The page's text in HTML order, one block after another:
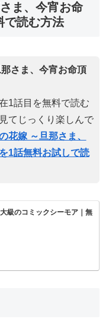
ま、今宵お命
で読む方法
さま、今宵お命頂
1話目を無料で読む
てじっくり楽しんで
花嫁 ～旦那さま、
1話無料お試しで読
級のコミックシーモア｜無